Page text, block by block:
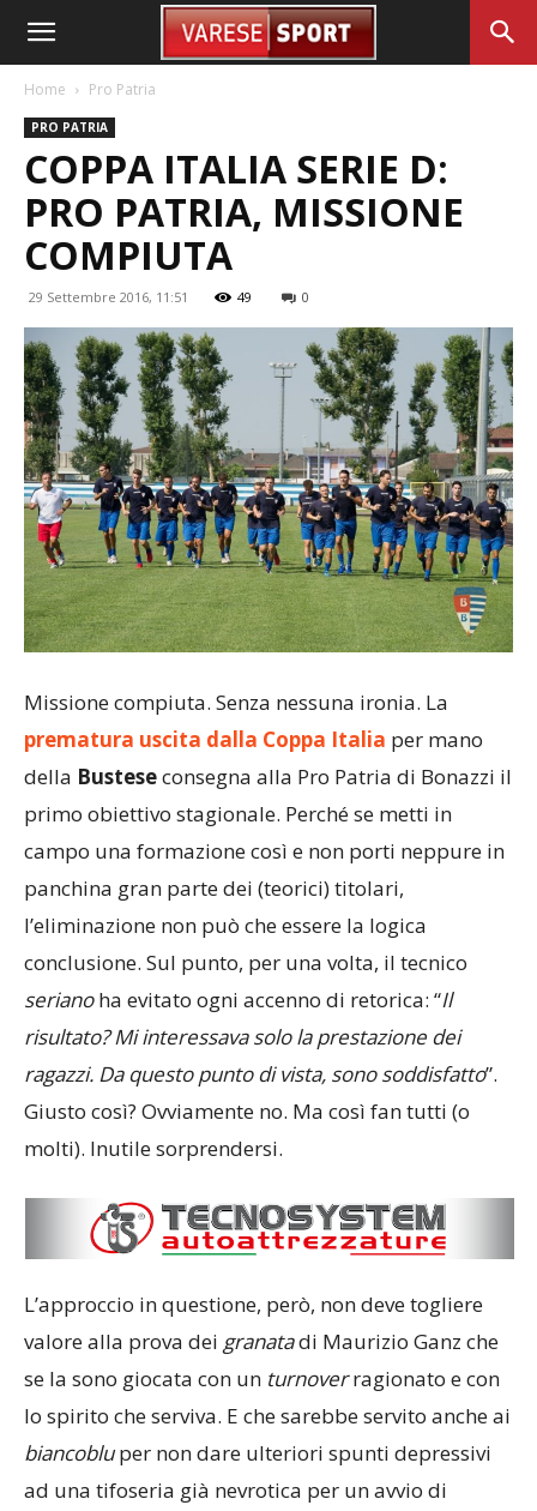
Home Pro Patria
PRO PATRIA
COPPA ITALIA SERIE D:
PRO PATRIA, MISSIONE
COMPIUTA
29 Settembre 2016, 11:51 49 0
Missione compiuta. Senza nessuna ironia. La
prematura uscita dalla Coppa Italia per mano
della Busteseconsegna alla Pro Patria di Bonazzi il
primo obiettivo stagionale. Perché se metti in
campo una formazione così e non porti neppure in
panchina gran parte dei (teorici) titolari,
l’eliminazione non può che essere la logica
conclusione. Sul punto, per una volta, il tecnico
serianoha evitato ogni accenno di retorica: “Il
risultato? Mi interessava solo la prestazione dei
ragazzi. Da questo punto di vista, sono soddisfatto”.
Giusto così? Ovviamente no. Ma così fan tutti (o
molti). Inutile sorprendersi.
L’approccio in questione, però, non deve togliere
valore alla prova dei granatadi Maurizio Ganz che
se la sono giocata con un turnoverragionato e con
lo spirito che serviva. E che sarebbe servito anche ai
biancobluper non dare ulteriori spunti depressivi
ad una tifoseria già nevrotica per un avvio di